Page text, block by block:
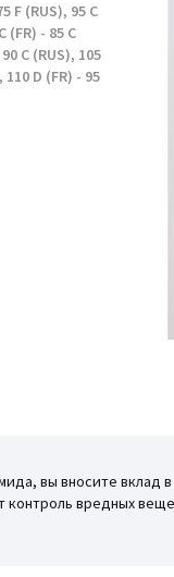
F (RUS), 95 C
(FR) - 85 C
C (RUS), 105
110 D (FR) - 95
вы вносите вклад
контроль вредных